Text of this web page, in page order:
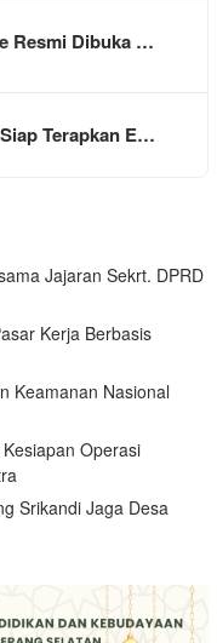
Resmi Dibuka …
Terapkan E…
Jajaran Sekrt. DPRD
Kerja Berbasis
Keamanan Nasional
Operasi
Srikandi Jaga Desa